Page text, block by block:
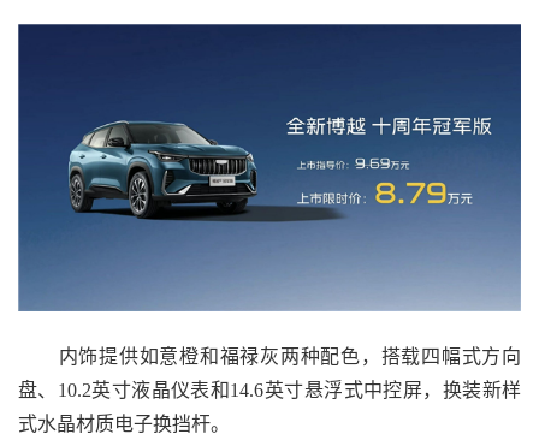
内饰提供如意橙和福禄灰两种配色，搭载四幅式方向
盘、10.2英寸液晶仪表和14.6英寸悬浮式中控屏，换装新样
式水晶材质电子换挡杆。